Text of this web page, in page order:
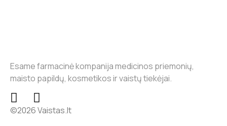
Esame farmacinė kompanija medicinos priemonių,
maisto papildų, kosmetikos ir vaistų tiekėjai.
©2026 Vaistas.lt